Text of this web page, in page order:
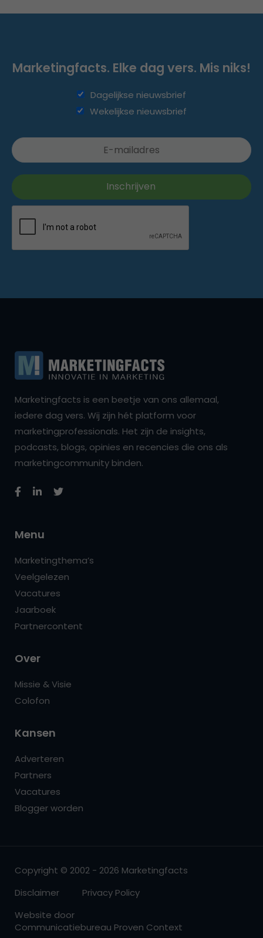
Marketingfacts. Elke dag vers. Mis niks!
Dagelijkse nieuwsbrief
Wekelijkse nieuwsbrief
Marketingfacts is een beetje van ons allemaal,
iedere dag vers. Wij zijn hét platform voor
marketingprofessionals. Het zijn de insights,
podcasts, blogs, opinies en recencies die ons als
marketingcommunity binden.
Menu
Marketingthema’s
Veelgelezen
Vacatures
Jaarboek
Partnercontent
Over
Missie & Visie
Colofon
Kansen
Adverteren
Partners
Vacatures
Blogger worden
Copyright © 2002 - 2026 Marketingfacts
Disclaimer
Privacy Policy
Website door
Communicatiebureau Proven Context